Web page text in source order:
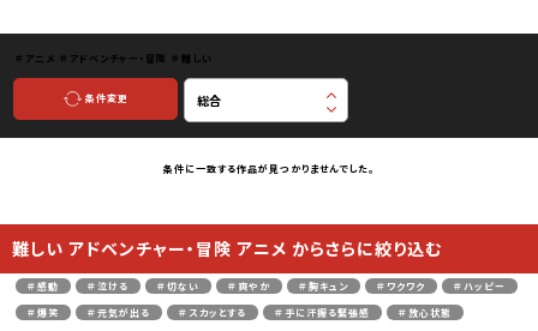
＃アニメ ＃アドベンチャー・冒険 ＃難しい
条件変更
条件に一致する作品が見つかりませんでした。
難しい アドベンチャー・冒険 アニメ からさらに絞り込む
＃感動 ＃泣ける ＃切ない ＃爽やか ＃胸キュン ＃ワクワク
＃ハッピー
＃爆笑
＃元気が出る ＃スカッとする ＃手に汗握る緊張感
＃放心状態